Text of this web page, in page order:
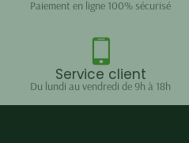
Paiement en ligne 100% sécurisé
Service client
Du lundi au vendredi de 9h à 18h